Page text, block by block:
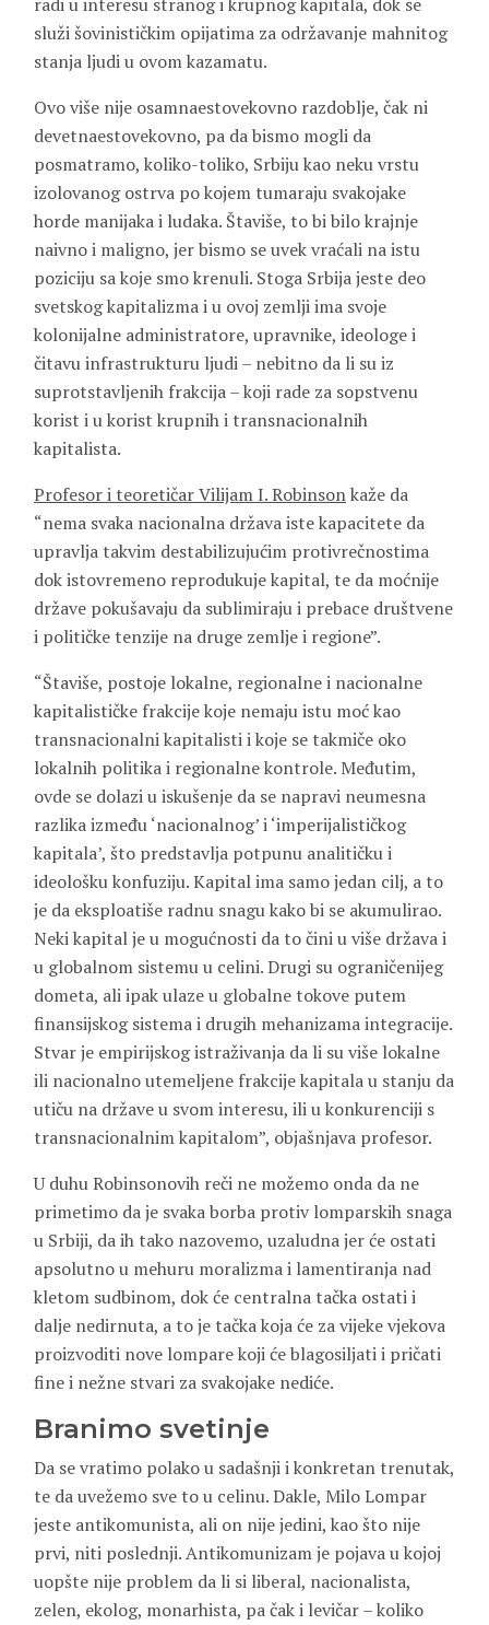
služi šovinističkim opijatima za održavanje mahnitog
stanja ljudi u ovom kazamatu.
Ovo više nije osamnaestovekovno razdoblje, čak ni
devetnaestovekovno, pa da bismo mogli da
posmatramo, koliko-toliko, Srbiju kao neku vrstu
izolovanog ostrva po kojem tumaraju svakojake
horde manijaka i ludaka. Štaviše, to bi bilo krajnje
naivno i maligno, jer bismo se uvek vraćali na istu
poziciju sa koje smo krenuli. Stoga Srbija jeste deo
svetskog kapitalizma i u ovoj zemlji ima svoje
kolonijalne administratore, upravnike, ideologe i
čitavu infrastrukturu ljudi – nebitno da li su iz
suprotstavljenih frakcija – koji rade za sopstvenu
korist i u korist krupnih i transnacionalnih
kapitalista.
Profesor i teoretičar Vilijam I. Robinsonkaže da
“nema svaka nacionalna država iste kapacitete da
upravlja takvim destabilizujućim protivrečnostima
dok istovremeno reprodukuje kapital, te da moćnije
države pokušavaju da sublimiraju i prebace društvene
i političke tenzije na druge zemlje i regione”.
“Štaviše, postoje lokalne, regionalne i nacionalne
kapitalističke frakcije koje nemaju istu moć kao
transnacionalni kapitalisti i koje se takmiče oko
lokalnih politika i regionalne kontrole. Međutim,
ovde se dolazi u iskušenje da se napravi neumesna
razlika između ‘nacionalnog’ i ‘imperijalističkog
kapitala’, što predstavlja potpunu analitičku i
ideološku konfuziju. Kapital ima samo jedan cilj, a to
je da eksploatiše radnu snagu kako bi se akumulirao.
Neki kapital je u mogućnosti da to čini u više država i
u globalnom sistemu u celini. Drugi su ograničenijeg
dometa, ali ipak ulaze u globalne tokove putem
finansijskog sistema i drugih mehanizama integracije.
Stvar je empirijskog istraživanja da li su više lokalne
ili nacionalno utemeljene frakcije kapitala u stanju da
utiču na države u svom interesu, ili u konkurenciji s
transnacionalnim kapitalom”, objašnjava profesor.
U duhu Robinsonovih reči ne možemo onda da ne
primetimo da je svaka borba protiv lomparskih snaga
u Srbiji, da ih tako nazovemo, uzaludna jer će ostati
apsolutno u mehuru moralizma i lamentiranja nad
kletom sudbinom, dok će centralna tačka ostati i
dalje nedirnuta, a to je tačka koja će za vijeke vjekova
proizvoditi nove lompare koji će blagosiljati i pričati
fine i nežne stvari za svakojake nediće.
Branimo svetinje
Da se vratimo polako u sadašnji i konkretan trenutak,
te da uvežemo sve to u celinu. Dakle, Milo Lompar
jeste antikomunista, ali on nije jedini, kao što nije
prvi, niti poslednji. Antikomunizam je pojava u kojoj
uopšte nije problem da li si liberal, nacionalista,
zelen, ekolog, monarhista, pa čak i levičar – koliko